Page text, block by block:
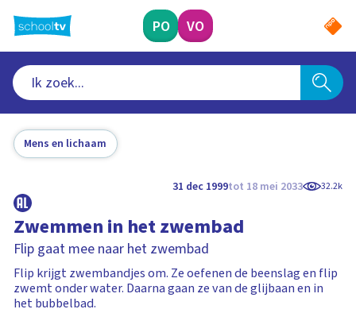
naar
hoofdinhoud
PO VO
Mens en lichaam
31 dec 1999tot 18 mei 2033 32.2k
Zwemmen in het zwembad
Flip gaat mee naar het zwembad
Flip krijgt zwembandjes om. Ze oefenen de beenslag en flip
zwemt onder water. Daarna gaan ze van de glijbaan en in
het bubbelbad.